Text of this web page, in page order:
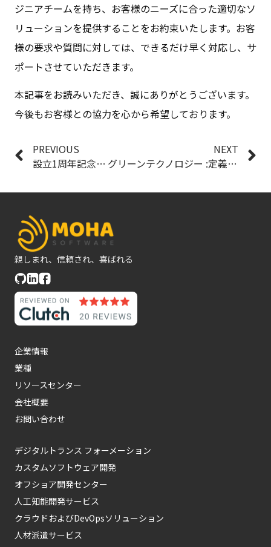
ジニアチームを持ち、お客様のニーズに合った適切なソ
リューションを提供することをお約束いたします。お客
様の要求や質問に対しては、できるだけ早く対応し、サ
ポートさせていただきます。
本記事をお読みいただき、誠にありがとうございます。
今後もお客様との協力を心から希望しております。
PREVIOUS
設立1周年記念キャンペーンのご案内
NEXT
グリーンテクノロジー :定義、利点、地球とビジネスへの影響
親しまれ、信頼され、喜ばれる
企業情報
業種
リソースセンター
会社概要
お問い合わせ
デジタルトランス フォーメーション
カスタムソフトウェア開発
オフショア開発センター
人工知能開発サービス
クラウドおよびDevOpsソリューション
人材派遣サービス